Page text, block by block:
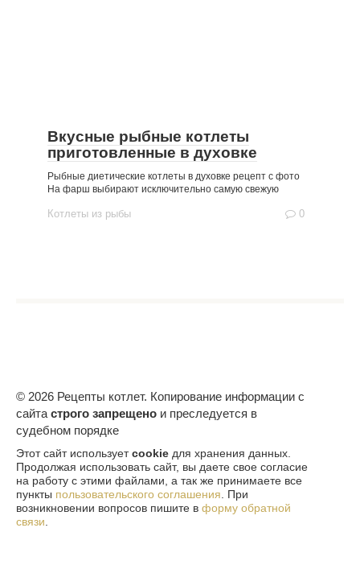
Вкусные рыбные котлеты
приготовленные в духовке
Рыбные диетические котлеты в духовке рецепт с фото
На фарш выбирают исключительно самую свежую
Котлеты из рыбы 0
© 2026 Рецепты котлет. Копирование информации с
сайта строго запрещено и преследуется в
судебном порядке
Этот сайт использует cookie для хранения данных.
Продолжая использовать сайт, вы даете свое согласие
на работу с этими файлами, а так же принимаете все
пункты пользовательского соглашения. При
возникновении вопросов пишите в форму обратной
связи.